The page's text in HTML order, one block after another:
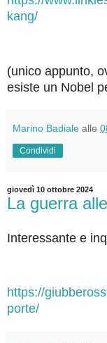
kang/
(unico appunto,
esiste un Nobel
Marino Badiale alle
Condividi
giovedì 10 ottobre 2024
La guerra
Interessante e
https://
porte/